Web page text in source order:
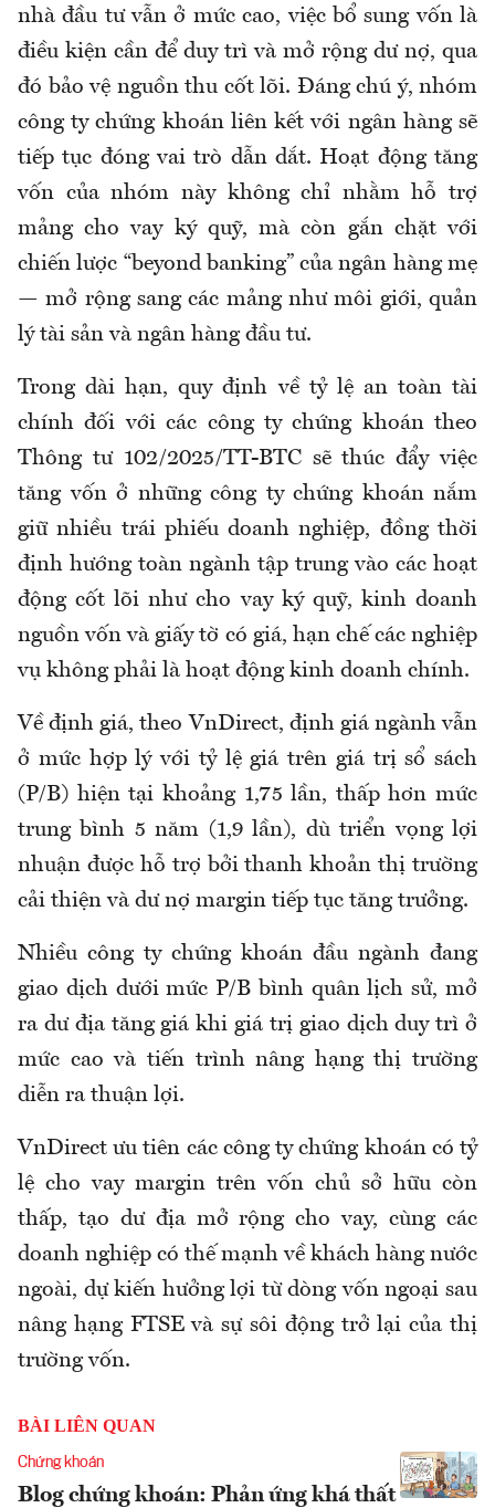
nhà đầu tư vẫn ở mức cao, việc bổ sung vốn là
điều kiện cần để duy trì và mở rộng dư nợ, qua
đó bảo vệ nguồn thu cốt lõi. Đáng chú ý, nhóm
công ty chứng khoán liên kết với ngân hàng sẽ
tiếp tục đóng vai trò dẫn dắt. Hoạt động tăng
vốn của nhóm này không chỉ nhằm hỗ trợ
mảng cho vay ký quỹ, mà còn gắn chặt với
chiến lược “beyond banking” của ngân hàng mẹ
— mở rộng sang các mảng như môi giới, quản
lý tài sản và ngân hàng đầu tư.
Trong dài hạn, quy định về tỷ lệ an toàn tài
chính đối với các công ty chứng khoán theo
Thông tư 102/2025/TT-BTC sẽ thúc đẩy việc
tăng vốn ở những công ty chứng khoán nắm
giữ nhiều trái phiếu doanh nghiệp, đồng thời
định hướng toàn ngành tập trung vào các hoạt
động cốt lõi như cho vay ký quỹ, kinh doanh
nguồn vốn và giấy tờ có giá, hạn chế các nghiệp
vụ không phải là hoạt động kinh doanh chính.
Về định giá, theo VnDirect, định giá ngành vẫn
ở mức hợp lý với tỷ lệ giá trên giá trị sổ sách
(P/B) hiện tại khoảng 1,75 lần, thấp hơn mức
trung bình 5 năm (1,9 lần), dù triển vọng lợi
nhuận được hỗ trợ bởi thanh khoản thị trường
cải thiện và dư nợ margin tiếp tục tăng trưởng.
Nhiều công ty chứng khoán đầu ngành đang
giao dịch dưới mức P/B bình quân lịch sử, mở
ra dư địa tăng giá khi giá trị giao dịch duy trì ở
mức cao và tiến trình nâng hạng thị trường
diễn ra thuận lợi.
VnDirect ưu tiên các công ty chứng khoán có tỷ
lệ cho vay margin trên vốn chủ sở hữu còn
thấp, tạo dư địa mở rộng cho vay, cùng các
doanh nghiệp có thế mạnh về khách hàng nước
ngoài, dự kiến hưởng lợi từ dòng vốn ngoại sau
nâng hạng FTSE và sự sôi động trở lại của thị
trường vốn.
BÀI LIÊN QUAN
Chứng khoán
Blog chứng khoán: Phản ứng khá thất